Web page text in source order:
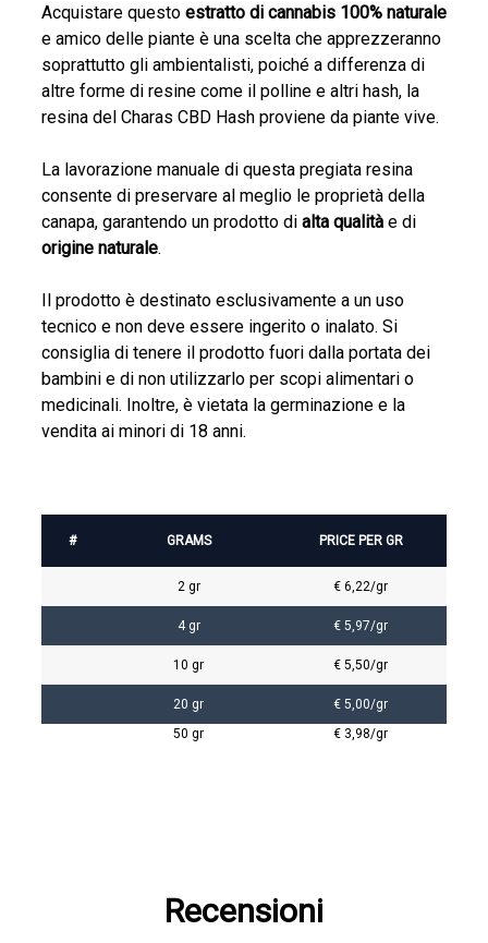
Acquistare questo estratto di cannabis 100% naturale
e amico delle piante è una scelta che apprezzeranno
soprattutto gli ambientalisti, poiché a differenza di
altre forme di resine come il polline e altri hash, la
resina del Charas CBD Hash proviene da piante vive.
La lavorazione manuale di questa pregiata resina
consente di preservare al meglio le proprietà della
canapa, garantendo un prodotto di alta qualità e di
origine naturale.
Il prodotto è destinato esclusivamente a un uso
tecnico e non deve essere ingerito o inalato. Si
consiglia di tenere il prodotto fuori dalla portata dei
bambini e di non utilizzarlo per scopi alimentari o
medicinali. Inoltre, è vietata la germinazione e la
vendita ai minori di 18 anni.
# GRAMS PRICE PER GR
2 gr € 6,22/gr
4 gr € 5,97/gr
10 gr € 5,50/gr
20 gr
€ 5,00/gr
50 gr
€ 3,98/gr
Recensioni